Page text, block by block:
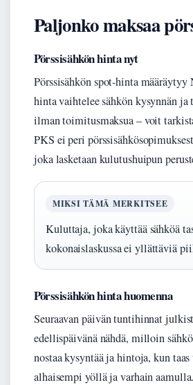
Paljonko maksaa
Pörssisähkön hinta nyt
Pörssisähkön spot-hinta
hinta vaihtelee sähkön kysynnän
ilman toimitusmaksua – voit
PKS ei peri
joka lasketaan kulutushuipun
MIKSI TÄMÄ MERKITSEE
Kuluttaja, joka käyttää sähköä
kokonaislaskussa ei yllättäviä
Pörssisähkön hinta huomenna
Seuraavan päivän tuntihinnat
edellispäivänä nähdä, milloin
nostaa kysyntää ja hintoja, kun
alhaisempi yöllä ja varhain aamulla.